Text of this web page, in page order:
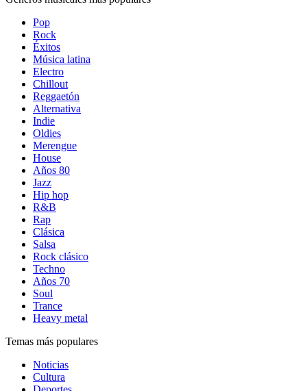
Pop
Rock
Éxitos
Música latina
Electro
Chillout
Reggaetón
Alternativa
Indie
Oldies
Merengue
House
Años 80
Jazz
Hip hop
R&B
Rap
Clásica
Salsa
Rock clásico
Techno
Años 70
Soul
Trance
Heavy metal
Temas más populares
Noticias
Cultura